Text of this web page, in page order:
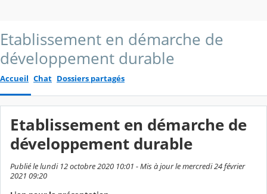
Etablissement en démarche de
développement durable
Accueil Chat Dossiers partagés
Etablissement en démarche de
développement durable
Publié le lundi 12 octobre 2020 10:01 - Mis à jour le mercredi 24 février
2021 09:20